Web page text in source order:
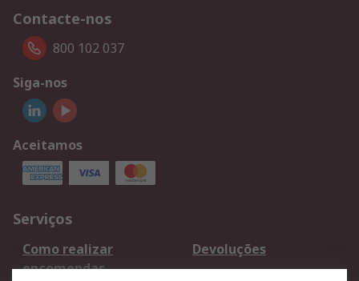
Contacte-nos
800 102 037
Siga-nos
Aceitamos
Serviços
Como realizar
encomendas
Devoluções